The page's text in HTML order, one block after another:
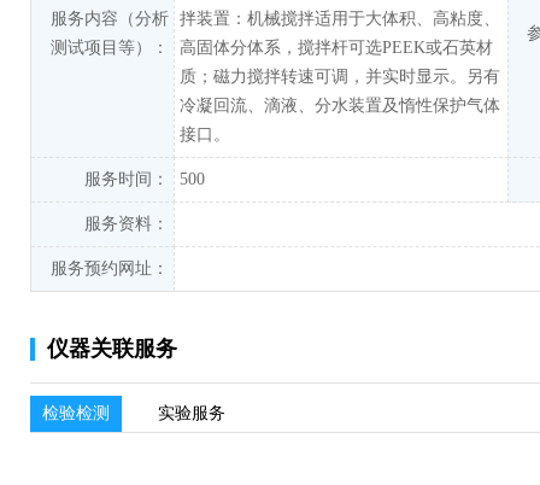
服务内容（分析
测试项目等）：
拌装置：机械搅拌适用于大体积、高粘度、
高固体分体系，搅拌杆可选PEEK或石英材
质；磁力搅拌转速可调，并实时显示。另有
冷凝回流、滴液、分水装置及惰性保护气体
接口。
服务时间： 500
服务资料：
服务预约网址：
仪器关联服务
检验检测 实验服务